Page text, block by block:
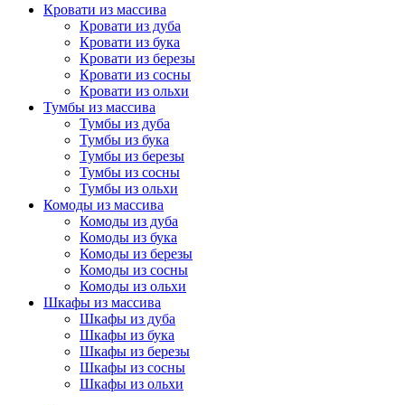
Кровати из массива
Кровати из дуба
Кровати из бука
Кровати из березы
Кровати из сосны
Кровати из ольхи
Тумбы из массива
Тумбы из дуба
Тумбы из бука
Тумбы из березы
Тумбы из сосны
Тумбы из ольхи
Комоды из массива
Комоды из дуба
Комоды из бука
Комоды из березы
Комоды из сосны
Комоды из ольхи
Шкафы из массива
Шкафы из дуба
Шкафы из бука
Шкафы из березы
Шкафы из сосны
Шкафы из ольхи